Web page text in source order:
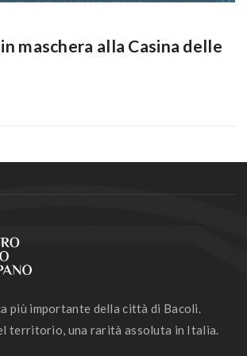
maschera alla Casina delle
più importante della città di Bacoli.
territorio, una rarità assoluta in Italia.